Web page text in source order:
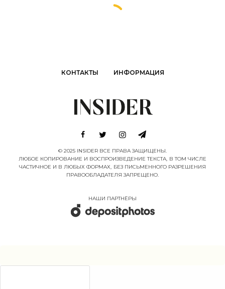
КОНТАКТЫ ИНФОРМАЦИЯ
© 2025 INSIDER ВСЕ ПРАВА ЗАЩИЩЕНЫ.
ЛЮБОЕ КОПИРОВАНИЕ И ВОСПРОИЗВЕДЕНИЕ ТЕКСТА, В ТОМ ЧИСЛЕ
ЧАСТИЧНОЕ И В ЛЮБЫХ ФОРМАХ, БЕЗ ПИСЬМЕННОГО РАЗРЕШЕНИЯ
ПРАВООБЛАДАТЕЛЯ ЗАПРЕЩЕНО.
НАШИ ПАРТНËРЫ